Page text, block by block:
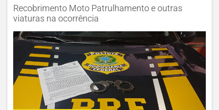
Recobrimento Moto Patrulhamento e outras
viaturas na ocorrência